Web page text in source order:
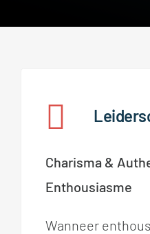
Charisma &
Enthousiasme
Wanneer